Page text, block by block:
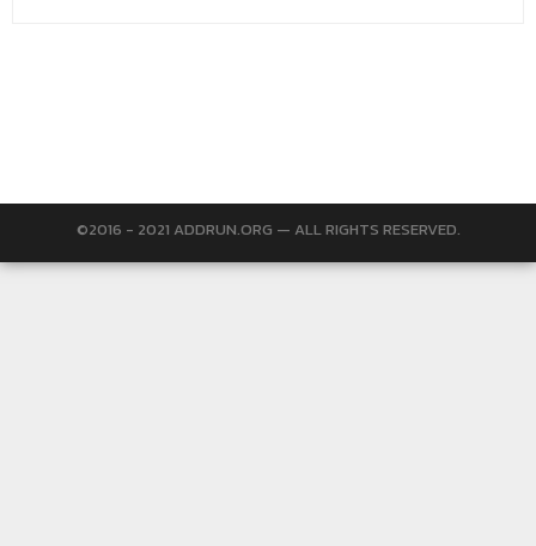
©2016 - 2021 ADDRUN.ORG — ALL RIGHTS RESERVED.